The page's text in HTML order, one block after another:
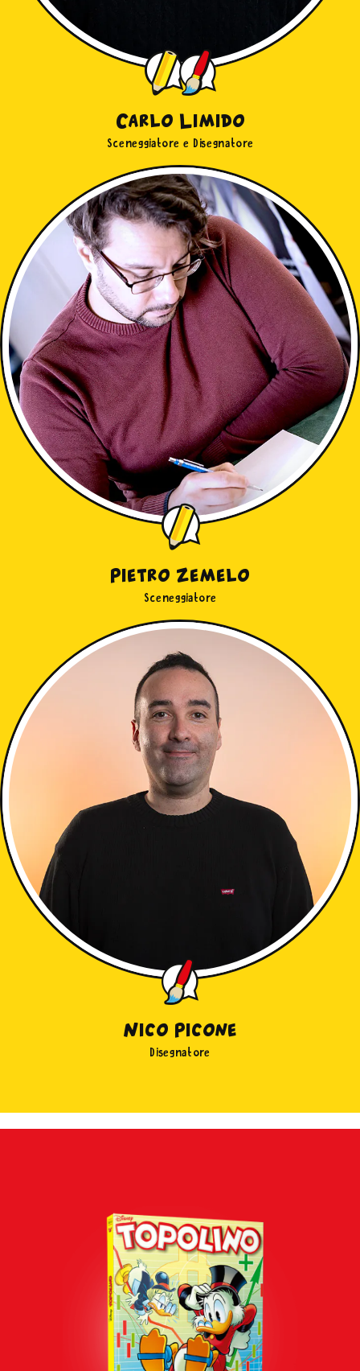
Carlo Limido
Sceneggiatore e Disegnatore
Pietro Zemelo
Sceneggiatore
Nico Picone
Disegnatore